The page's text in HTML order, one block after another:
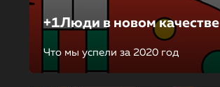
+1Люди в новом качестве
Что мы успели за 2020 год